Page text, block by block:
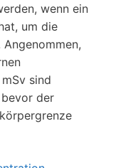
wenn ein
um die
sind
bevor der